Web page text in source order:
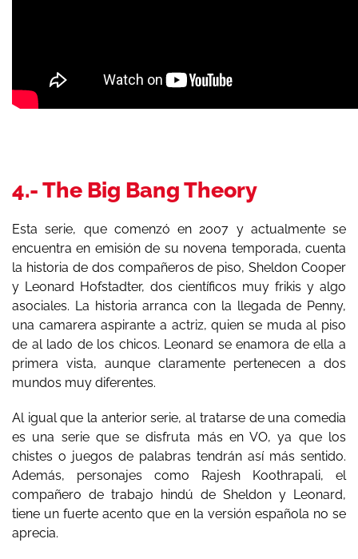
4.- The Big Bang Theory
Esta serie, que comenzó en 2007 y actualmente se
encuentra en emisión de su novena temporada, cuenta
la historia de dos compañeros de piso, Sheldon Cooper
y Leonard Hofstadter, dos científicos muy frikis y algo
asociales. La historia arranca con la llegada de Penny,
una camarera aspirante a actriz, quien se muda al piso
de al lado de los chicos. Leonard se enamora de ella a
primera vista, aunque claramente pertenecen a dos
mundos muy diferentes.
Al igual que la anterior serie, al tratarse de una comedia
es una serie que se disfruta más en VO, ya que los
chistes o juegos de palabras tendrán así más sentido.
Además, personajes como Rajesh Koothrapali, el
compañero de trabajo hindú de Sheldon y Leonard,
tiene un fuerte acento que en la versión española no se
aprecia.